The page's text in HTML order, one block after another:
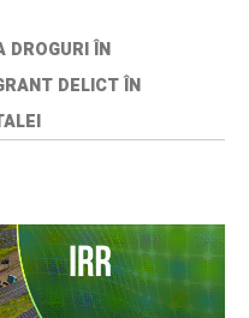
DROGURI ÎN
DELICT ÎN